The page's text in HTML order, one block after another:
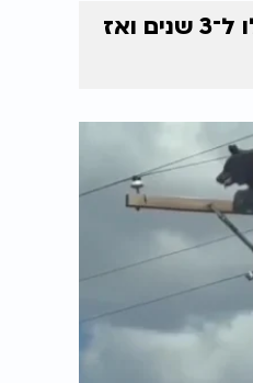
הוא איבד את הכלב שלו ל־3 שנים ואז